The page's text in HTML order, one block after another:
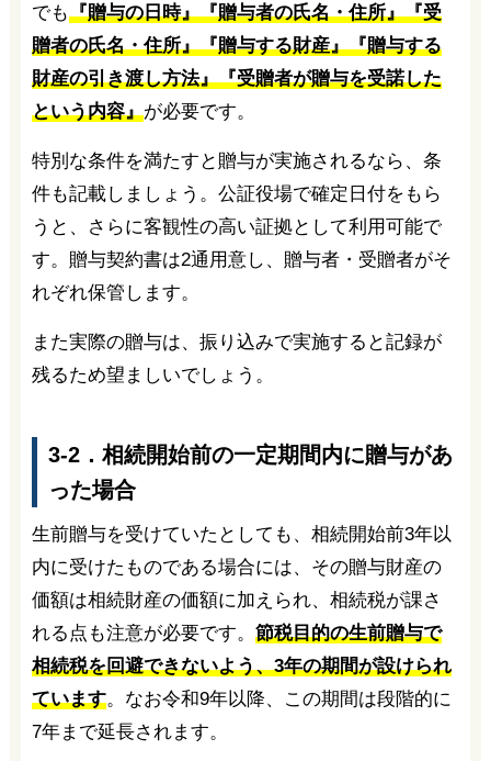
でも『贈与の日時』『贈与者の氏名・住所』『受
贈者の氏名・住所』『贈与する財産』『贈与する
財産の引き渡し方法』『受贈者が贈与を受諾した
という内容』が必要です。
特別な条件を満たすと贈与が実施されるなら、条
件も記載しましょう。公証役場で確定日付をもら
うと、さらに客観性の高い証拠として利用可能で
す。贈与契約書は2通用意し、贈与者・受贈者がそ
れぞれ保管します。
また実際の贈与は、振り込みで実施すると記録が
残るため望ましいでしょう。
3-2．相続開始前の一定期間内に贈与があ
った場合
生前贈与を受けていたとしても、相続開始前3年以
内に受けたものである場合には、その贈与財産の
価額は相続財産の価額に加えられ、相続税が課さ
れる点も注意が必要です。 節税目的の生前贈与で
相続税を回避できないよう、3年の期間が設けられ
ています。なお令和9年以降、この期間は段階的に
7年まで延長されます。